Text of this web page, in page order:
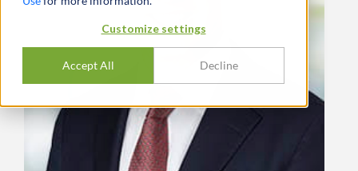
Customize settings
Accept All Decline